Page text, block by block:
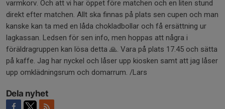
varmkorv. Och att vi har öppet före matchen och en liten stund
direkt efter matchen. Allt ska finnas på plats sen cupen och man
kanske kan ta med en låda chokladbollar och få ersättning ur
lagkassan. Ledsen för sen info, men hoppas att några i
föräldragruppen kan lösa detta 🙏. Vara på plats 17.45 och sätta
på kaffe. Jag har nyckel och låser upp kiosken samt att jag låser
upp omklädningsrum och domarrum. /Lars
Dela nyhet